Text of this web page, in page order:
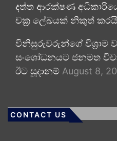
දත්ත ආරක්ෂණ
චක්‍ර ලේඛයක් නිකුත් කරයි
විනිසුරුවරුන්ගේ විශ්‍රාම
සංශෝධනයට ජනමත
ඊට සූදානම් August 8,
CONTACT US